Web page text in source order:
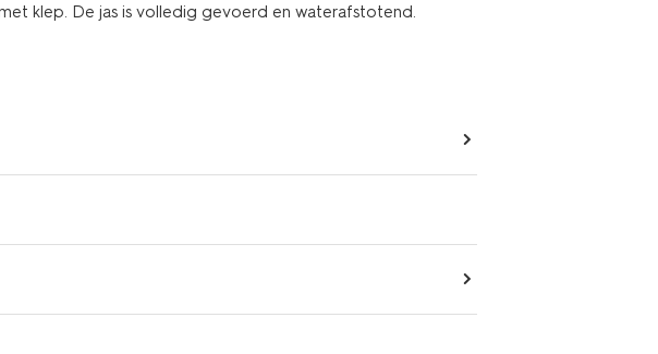
klep. De jas is volledig gevoerd en waterafstotend.